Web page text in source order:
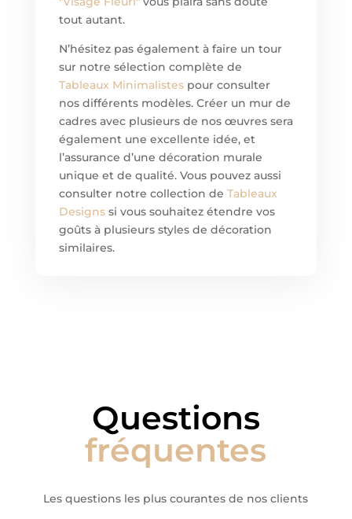
tout autant.
N’hésitez pas également à faire un tour
sur notre sélection complète de
Tableaux Minimalistespour consulter
nos différents modèles. Créer un mur de
cadres avec plusieurs de nos œuvres sera
également une excellente idée, et
l’assurance d’une décoration murale
unique et de qualité. Vous pouvez aussi
consulter notre collection de Tableaux
Designssi vous souhaitez étendre vos
goûts à plusieurs styles de décoration
similaires.
Questions
fréquentes
Les questions les plus courantes de nos clients